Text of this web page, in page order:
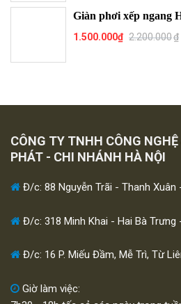
Giàn phơi xếp ngang
1.500.000₫ 2.200.000₫
CÔNG TY TNHH CÔNG
PHÁT - CHI NHÁNH HÀ NỘI
Đ/c: 88 Nguyễn Trãi - Thanh Xuân
Đ/c: 318 Minh Khai - Hai Bà Trưng
Đ/c: 16 P. Miếu Đầm, Mễ Trì, Từ
Giờ làm việc: